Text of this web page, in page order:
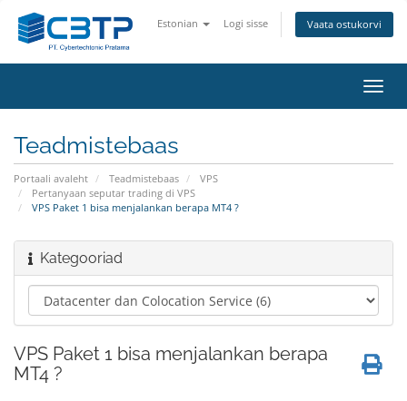
Estonian Logi sisse Vaata ostukorvi
Teadmistebaas
Portaali avaleht Teadmistebaas
VPS
Pertanyaan seputar trading di VPS
VPS Paket 1 bisa menjalankan berapa MT4 ?
Kategooriad
VPS Paket 1 bisa menjalankan berapa
MT4 ?